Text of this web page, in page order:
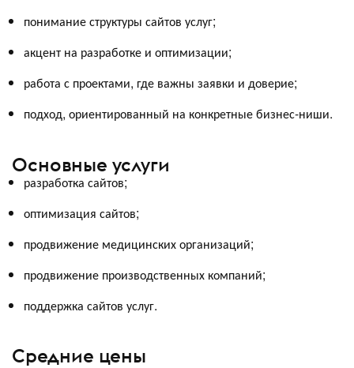
понимание структуры сайтов услуг;
акцент на разработке и оптимизации;
работа с проектами, где важны заявки и доверие;
подход, ориентированный на конкретные бизнес-ниши.
Основные услуги
разработка сайтов;
оптимизация сайтов;
продвижение медицинских организаций;
продвижение производственных компаний;
поддержка сайтов услуг.
Средние цены